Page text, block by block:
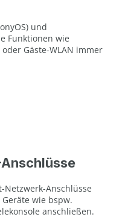
und
Funktionen wie
Gäste-WLAN immer
Anschlüsse
wie bspw.
anschließen.